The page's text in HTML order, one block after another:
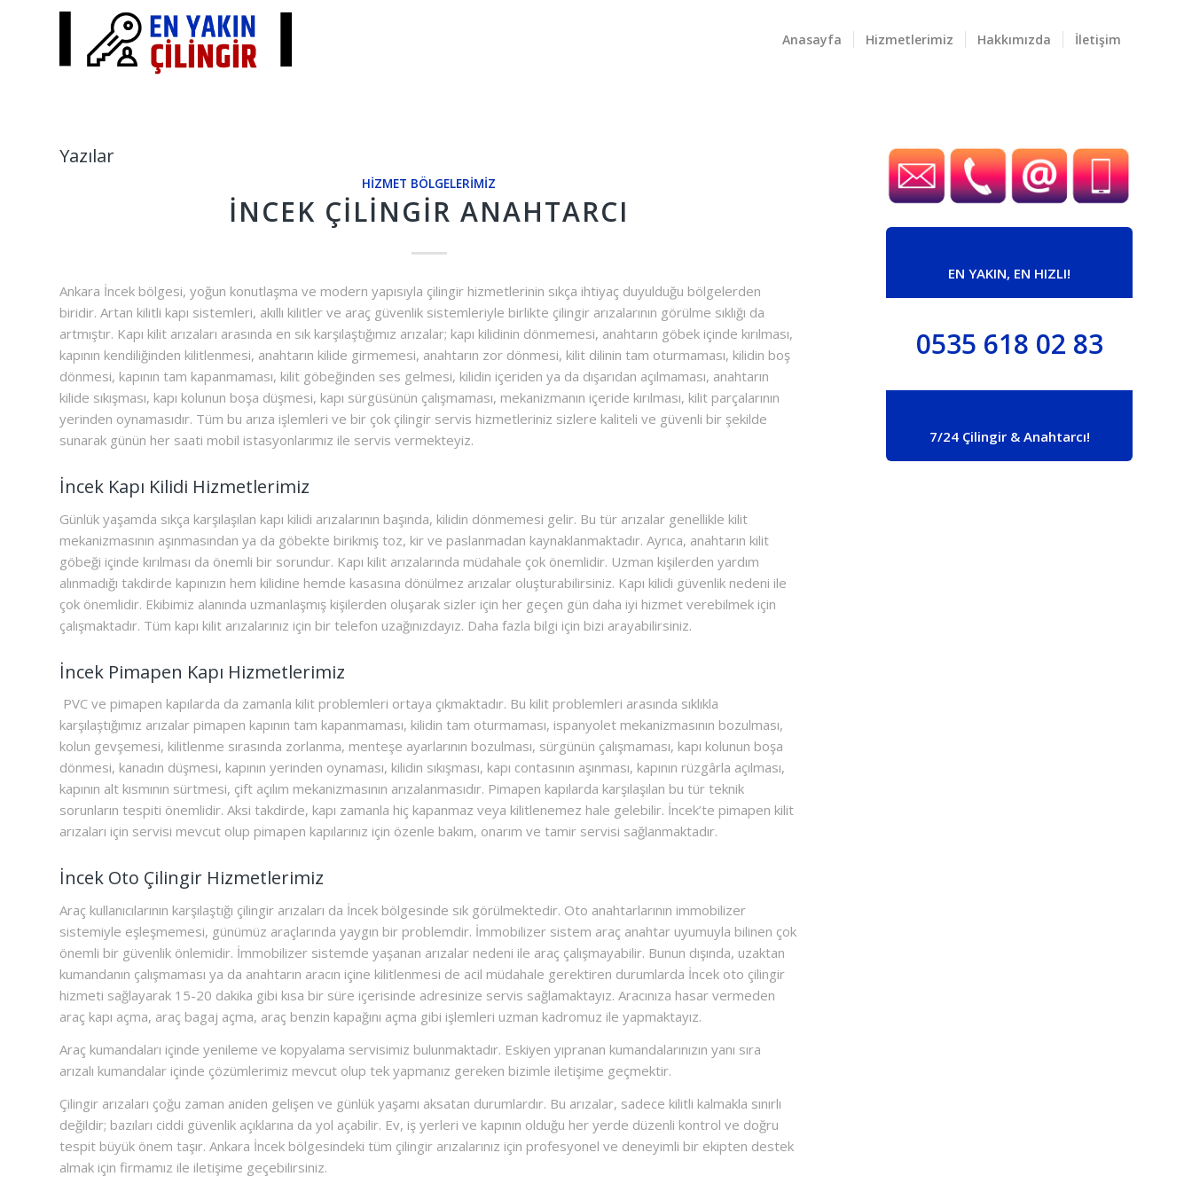
Anasayfa Hizmetlerimiz Hakkımızda İletişim
Yazılar
HIZMET BÖLGELERIMIZ
İNCEK ÇILINGIR ANAHTARCI
Ankara İncek bölgesi, yoğun konutlaşma ve modern yapısıyla çilingir hizmetlerinin sıkça ihtiyaç duyulduğu bölgelerden
biridir. Artan kilitli kapı sistemleri, akıllı kilitler ve araç güvenlik sistemleriyle birlikte çilingir arızalarının görülme sıklığı da
artmıştır. Kapı kilit arızaları arasında en sık karşılaştığımız arızalar; kapı kilidinin dönmemesi, anahtarın göbek içinde kırılması,
kapının kendiliğinden kilitlenmesi, anahtarın kilide girmemesi, anahtarın zor dönmesi, kilit dilinin tam oturmaması, kilidin boş
dönmesi, kapının tam kapanmaması, kilit göbeğinden ses gelmesi, kilidin içeriden ya da dışarıdan açılmaması, anahtarın
kilide sıkışması, kapı kolunun boşa düşmesi, kapı sürgüsünün çalışmaması, mekanizmanın içeride kırılması, kilit parçalarının
yerinden oynamasıdır. Tüm bu arıza işlemleri ve bir çok çilingir servis hizmetleriniz sizlere kaliteli ve güvenli bir şekilde
sunarak günün her saati mobil istasyonlarımız ile servis vermekteyiz.
İncek Kapı Kilidi Hizmetlerimiz
Günlük yaşamda sıkça karşılaşılan kapı kilidi arızalarının başında, kilidin dönmemesi gelir. Bu tür arızalar genellikle kilit
mekanizmasının aşınmasından ya da göbekte birikmiş toz, kir ve paslanmadan kaynaklanmaktadır. Ayrıca, anahtarın kilit
göbeği içinde kırılması da önemli bir sorundur. Kapı kilit arızalarında müdahale çok önemlidir. Uzman kişilerden yardım
alınmadığı takdirde kapınızın hem kilidine hemde kasasına dönülmez arızalar oluşturabilirsiniz. Kapı kilidi güvenlik nedeni ile
çok önemlidir. Ekibimiz alanında uzmanlaşmış kişilerden oluşarak sizler için her geçen gün daha iyi hizmet verebilmek için
çalışmaktadır. Tüm kapı kilit arızalarınız için bir telefon uzağınızdayız. Daha fazla bilgi için bizi arayabilirsiniz.
İncek Pimapen Kapı Hizmetlerimiz
PVC ve pimapen kapılarda da zamanla kilit problemleri ortaya çıkmaktadır. Bu kilit problemleri arasında sıklıkla
karşılaştığımız arızalar pimapen kapının tam kapanmaması, kilidin tam oturmaması, ispanyolet mekanizmasının bozulması,
kolun gevşemesi, kilitlenme sırasında zorlanma, menteşe ayarlarının bozulması, sürgünün çalışmaması, kapı kolunun boşa
dönmesi, kanadın düşmesi, kapının yerinden oynaması, kilidin sıkışması, kapı contasının aşınması, kapının rüzgârla açılması,
kapının alt kısmının sürtmesi, çift açılım mekanizmasının arızalanmasıdır. Pimapen kapılarda karşılaşılan bu tür teknik
sorunların tespiti önemlidir. Aksi takdirde, kapı zamanla hiç kapanmaz veya kilitlenemez hale gelebilir. İncek’te pimapen kilit
arızaları için servisi mevcut olup pimapen kapılarınız için özenle bakım, onarım ve tamir servisi sağlanmaktadır.
İncek Oto Çilingir Hizmetlerimiz
Araç kullanıcılarının karşılaştığı çilingir arızaları da İncek bölgesinde sık görülmektedir. Oto anahtarlarının immobilizer
sistemiyle eşleşmemesi, günümüz araçlarında yaygın bir problemdir. İmmobilizer sistem araç anahtar uyumuyla bilinen çok
önemli bir güvenlik önlemidir. İmmobilizer sistemde yaşanan arızalar nedeni ile araç çalışmayabilir. Bunun dışında, uzaktan
kumandanın çalışmaması ya da anahtarın aracın içine kilitlenmesi de acil müdahale gerektiren durumlarda İncek oto çilingir
hizmeti sağlayarak 15-20 dakika gibi kısa bir süre içerisinde adresinize servis sağlamaktayız. Aracınıza hasar vermeden
araç kapı açma, araç bagaj açma, araç benzin kapağını açma gibi işlemleri uzman kadromuz ile yapmaktayız.
Araç kumandaları içinde yenileme ve kopyalama servisimiz bulunmaktadır. Eskiyen yıpranan kumandalarınızın yanı sıra
arızalı kumandalar içinde çözümlerimiz mevcut olup tek yapmanız gereken bizimle iletişime geçmektir.
Çilingir arızaları çoğu zaman aniden gelişen ve günlük yaşamı aksatan durumlardır. Bu arızalar, sadece kilitli kalmakla sınırlı
değildir; bazıları ciddi güvenlik açıklarına da yol açabilir. Ev, iş yerleri ve kapının olduğu her yerde düzenli kontrol ve doğru
tespit büyük önem taşır. Ankara İncek bölgesindeki tüm çilingir arızalarınız için profesyonel ve deneyimli bir ekipten destek
almak için firmamız ile iletişime geçebilirsiniz.
EN YAKIN, EN HIZLI!
0535 618 02 83
7/24 Çilingir & Anahtarcı!